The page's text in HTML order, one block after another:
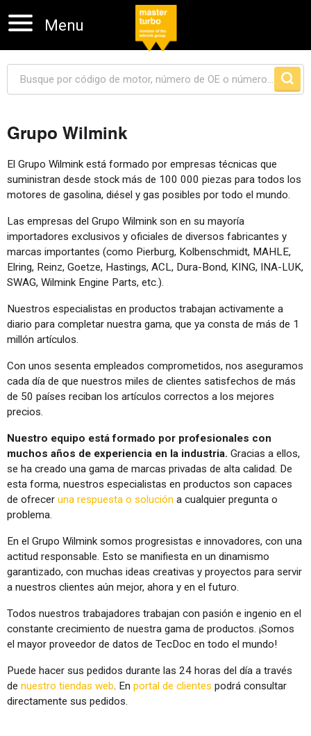
Menu
Skip navigation
Grupo Wilmink
El Grupo Wilmink está formado por empresas técnicas que
suministran desde stock más de 100 000 piezas para todos los
motores de gasolina, diésel y gas posibles por todo el mundo.
Las empresas del Grupo Wilmink son en su mayoría
importadores exclusivos y oficiales de diversos fabricantes y
marcas importantes (como Pierburg, Kolbenschmidt, MAHLE,
Elring, Reinz, Goetze, Hastings, ACL, Dura-Bond, KING, INA-LUK,
SWAG, Wilmink Engine Parts, etc.).
Nuestros especialistas en productos trabajan activamente a
diario para completar nuestra gama, que ya consta de más de 1
millón artículos.
Con unos sesenta empleados comprometidos, nos aseguramos
cada día de que nuestros miles de clientes satisfechos de más
de 50 países reciban los artículos correctos a los mejores
precios.
Nuestro equipo está formado por profesionales con
muchos años de experiencia en la industria. Gracias a ellos,
se ha creado una gama de marcas privadas de alta calidad. De
esta forma, nuestros especialistas en productos son capaces
de ofrecer una respuesta o solución a cualquier pregunta o
problema.
En el Grupo Wilmink somos progresistas e innovadores, con una
actitud responsable. Esto se manifiesta en un dinamismo
garantizado, con muchas ideas creativas y proyectos para servir
a nuestros clientes aún mejor, ahora y en el futuro.
Todos nuestros trabajadores trabajan con pasión e ingenio en el
constante crecimiento de nuestra gama de productos. ¡Somos
el mayor proveedor de datos de TecDoc en todo el mundo!
Puede hacer sus pedidos durante las 24 horas del día a través
de nuestro tiendas web. En portal de clientes podrá consultar
directamente sus pedidos.